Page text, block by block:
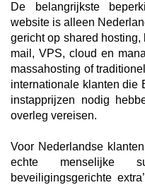
De belangrijkste
website is alleen
gericht op shared
mail, VPS, cloud en
massahosting of
internationale klanten die
instapprijzen nodig
overleg vereisen.
Voor Nederlandse
echte menselijke
beveiligingsgerichte